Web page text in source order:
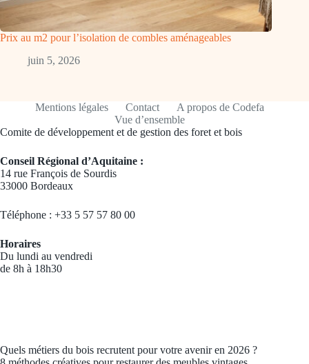
Prix au m2 pour l’isolation de combles aménageables
juin 5, 2026
Mentions légales Contact
A propos de Codefa
Vue d’ensemble
Comite de développement et de gestion des foret et bois
Conseil Régional d’Aquitaine :
14 rue François de Sourdis
33000 Bordeaux
Téléphone : +33 5 57 57 80 00
Horaires
Du lundi au vendredi
de 8h à 18h30
Quels métiers du bois recrutent pour votre avenir en 2026 ?